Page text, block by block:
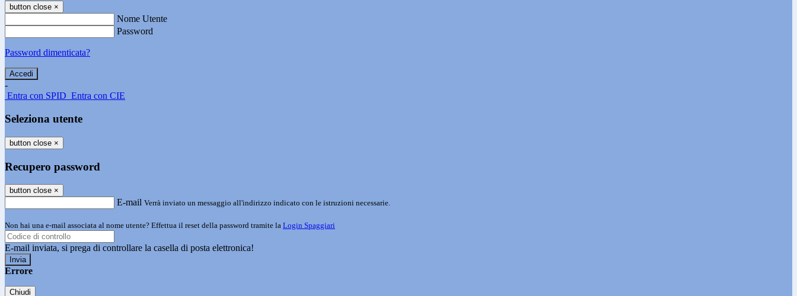
button close ×
Nome Utente
Password
Password dimenticata?
-
Entra con SPID Entra con CIE
Seleziona utente
button close ×
Recupero password
button close ×
E-mail Verrà inviato un messaggio all'indirizzo indicato con le istruzioni necessarie.
Non hai una e-mail associata al nome utente? Effettua il reset della password tramite la Login Spaggiari
E-mail inviata, si prega di controllare la casella di posta elettronica!
Errore
Chiudi